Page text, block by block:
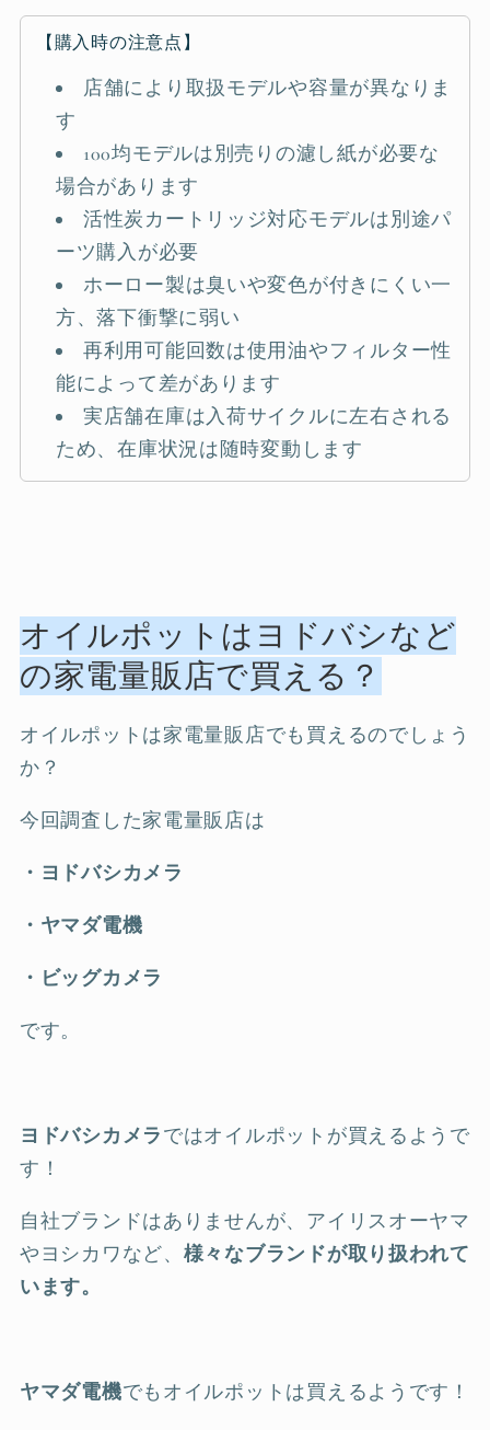
【購入時の注意点】
店舗により取扱モデルや容量が異なりま
す
100均モデルは別売りの濾し紙が必要な
場合があります
活性炭カートリッジ対応モデルは別途パ
ーツ購入が必要
ホーロー製は臭いや変色が付きにくい一
方、落下衝撃に弱い
再利用可能回数は使用油やフィルター性
能によって差があります
実店舗在庫は入荷サイクルに左右される
ため、在庫状況は随時変動します
オイルポットはヨドバシなど
の家電量販店で買える？
オイルポットは家電量販店でも買えるのでしょう
か？
今回調査した家電量販店は
・ヨドバシカメラ
・ヤマダ電機
・ビッグカメラ
です。
ヨドバシカメラではオイルポットが買えるようで
す！
自社ブランドはありませんが、アイリスオーヤマ
やヨシカワなど、 様々なブランドが取り扱われて
います。
ヤマダ電機でもオイルポットは買えるようです！